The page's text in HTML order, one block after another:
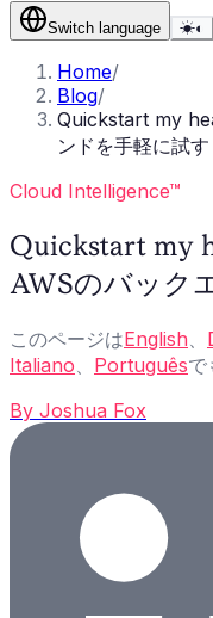
Switch language ☀◐
Home/
Blog/
Quickstart my
ンドを手軽に試す
Cloud Intelligence™
Quickstart my
AWSのバック
このページはEnglish
Italiano
Portuguêsで
By Joshua Fox